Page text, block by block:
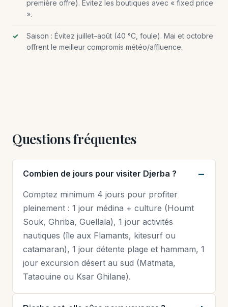
première offre). Évitez les boutiques avec « fixed price
».
Saison : Évitez juillet–août (40 °C, foule). Mai et octobre
offrent le meilleur compromis météo/affluence.
Questions fréquentes
Combien de jours pour visiter Djerba ?
Comptez minimum 4 jours pour profiter
pleinement : 1 jour médina + culture (Houmt
Souk, Ghriba, Guellala), 1 jour activités
nautiques (île aux Flamants, kitesurf ou
catamaran), 1 jour détente plage et hammam, 1
jour excursion désert au sud (Matmata,
Tataouine ou Ksar Ghilane).